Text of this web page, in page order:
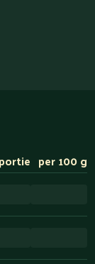
per 100 g